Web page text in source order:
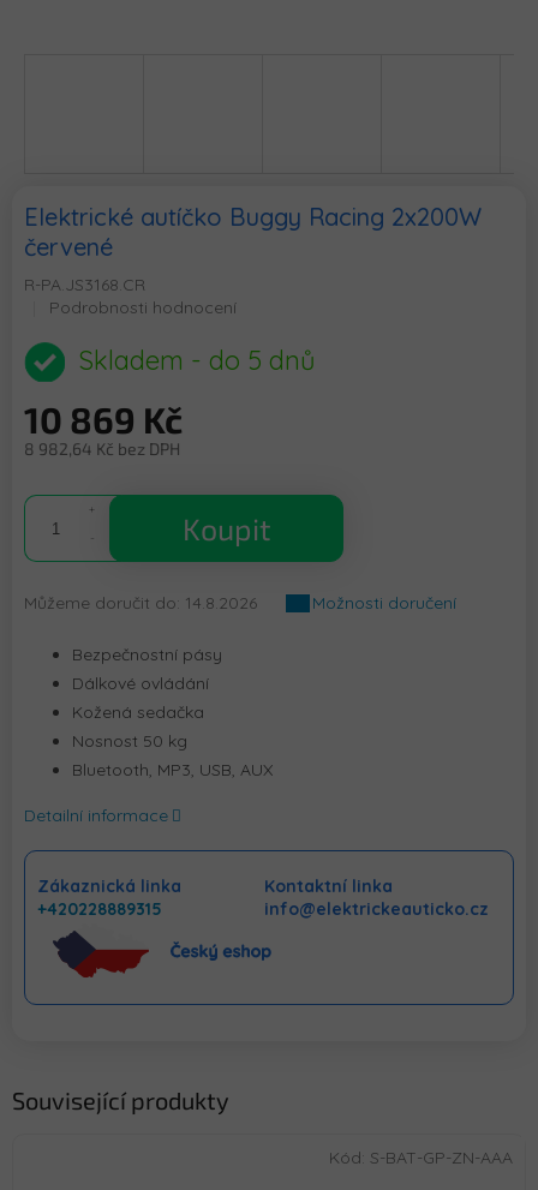
Elektrické autíčko Buggy Racing 2x200W
červené
R-PA.JS3168.CR
Průměrné
produktu
je
z
5
Podrobnosti hodnocení
Skladem - do 5 dnů
10 869 Kč
8 982,64 Kč bez DPH
cena:
Koupit
Můžeme doručit do: 14.8.2026 Možnosti doručení
Bezpečnostní pásy
Dálkové ovládání
Kožená sedačka
Nosnost 50 kg
Bluetooth, MP3, USB, AUX
Detailní informace
Zákaznická linka
+420228889315
Kontaktní linka
info@elektrickeauticko.cz
Související produkty
Kód: S-BAT-GP-ZN-AAA